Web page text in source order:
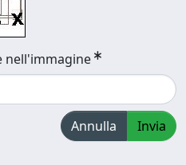
nell'immagine
Annulla Invia